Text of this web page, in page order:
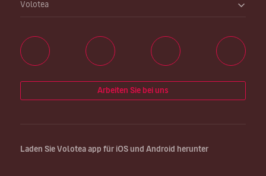
Volotea
Arbeiten Sie bei uns
Laden Sie Volotea app für iOS und Android herunter